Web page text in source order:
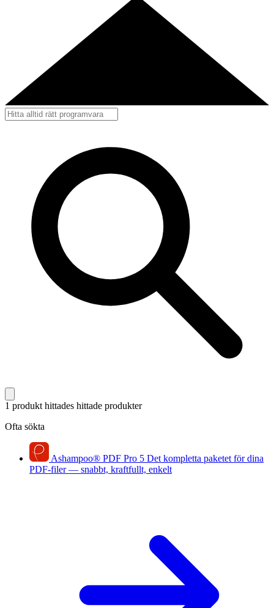
1 produkt hittades hittade produkter
Ofta sökta
Ashampoo® PDF Pro 5 Det kompletta paketet för dina
PDF-filer — snabbt, kraftfullt, enkelt